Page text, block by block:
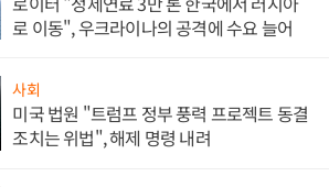
로 이동", 우크라이나의 공격에 수요 늘어
사회
미국 법원 "트럼프 정부 풍력 프로젝트 동결
조치는 위법", 해제 명령 내려